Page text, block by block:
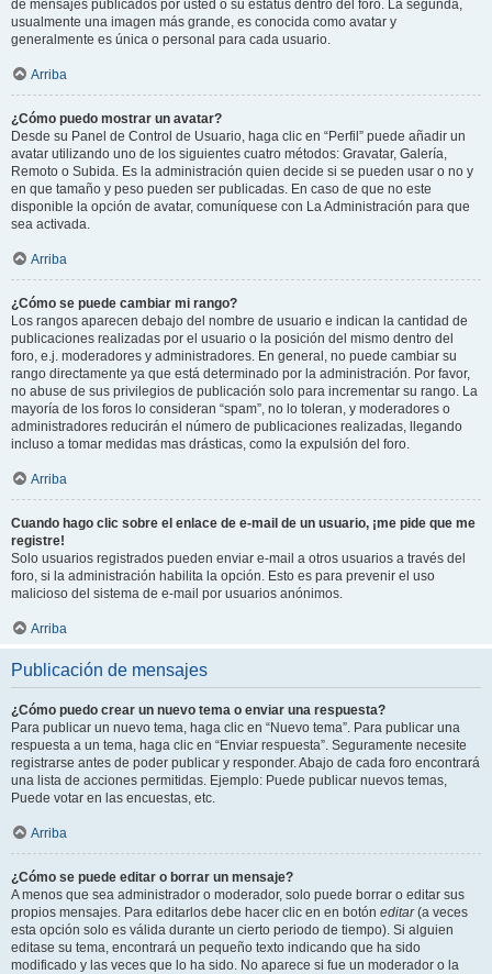
de mensajes publicados por usted o su estatus dentro del foro. La segunda,
usualmente una imagen más grande, es conocida como avatar y
generalmente es única o personal para cada usuario.
Arriba
¿Cómo puedo mostrar un avatar?
Desde su Panel de Control de Usuario, haga clic en “Perfil” puede añadir un
avatar utilizando uno de los siguientes cuatro métodos: Gravatar, Galería,
Remoto o Subida. Es la administración quien decide si se pueden usar o no y
en que tamaño y peso pueden ser publicadas. En caso de que no este
disponible la opción de avatar, comuníquese con La Administración para que
sea activada.
Arriba
¿Cómo se puede cambiar mi rango?
Los rangos aparecen debajo del nombre de usuario e indican la cantidad de
publicaciones realizadas por el usuario o la posición del mismo dentro del
foro, e.j. moderadores y administradores. En general, no puede cambiar su
rango directamente ya que está determinado por la administración. Por favor,
no abuse de sus privilegios de publicación solo para incrementar su rango. La
mayoría de los foros lo consideran “spam”, no lo toleran, y moderadores o
administradores reducirán el número de publicaciones realizadas, llegando
incluso a tomar medidas mas drásticas, como la expulsión del foro.
Arriba
Cuando hago clic sobre el enlace de e-mail de un usuario, ¡me pide que me
registre!
Solo usuarios registrados pueden enviar e-mail a otros usuarios a través del
foro, si la administración habilita la opción. Esto es para prevenir el uso
malicioso del sistema de e-mail por usuarios anónimos.
Arriba
Publicación de mensajes
¿Cómo puedo crear un nuevo tema o enviar una respuesta?
Para publicar un nuevo tema, haga clic en “Nuevo tema”. Para publicar una
respuesta a un tema, haga clic en “Enviar respuesta”. Seguramente necesite
registrarse antes de poder publicar y responder. Abajo de cada foro encontrará
una lista de acciones permitidas. Ejemplo: Puede publicar nuevos temas,
Puede votar en las encuestas, etc.
Arriba
¿Cómo se puede editar o borrar un mensaje?
A menos que sea administrador o moderador, solo puede borrar o editar sus
propios mensajes. Para editarlos debe hacer clic en en botón editar(a veces
esta opción solo es válida durante un cierto periodo de tiempo). Si alguien
editase su tema, encontrará un pequeño texto indicando que ha sido
modificado y las veces que lo ha sido. No aparece si fue un moderador o la